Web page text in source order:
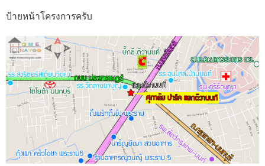
ป้ายหน้าโครงการครับ